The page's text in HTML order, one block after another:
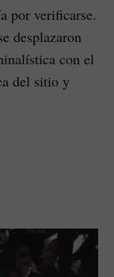
por verificarse.
desplazaron
con el
del sitio y